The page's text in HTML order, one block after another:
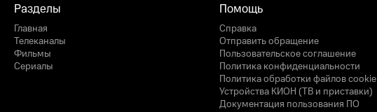
Разделы
Главная
Телеканалы
Фильмы
Сериалы
Помощь
Справка
Отправить обращение
Пользовательское соглашение
Политика конфиденциальности
Политика обработки файлов cookie
Устройства КИОН (ТВ и приставки)
Документация пользования ПО